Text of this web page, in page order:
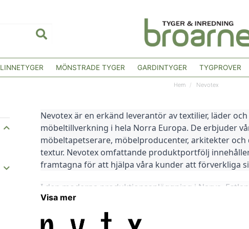
LINNETYGER MÖNSTRADE TYGER GARDINTYGER TYGPROVER
Hem Nevotex
Nevotex är en erkänd leverantör av textilier, läder
möbeltillverkning i hela Norra Europa. De erbjuder
möbeltapetserare, möbelproducenter, arkitekter
textur. Nevotex omfattande produktportfölj
framtagna för att hjälpa våra kunder att förverkliga
I den moderna produktionsanläggning i Narva,
för internationell möbeltillverkningsindustri. De är
grundades av Henry I C Lovegrove under namnet
och det är den erfarenhet och expertis som de har
Visa mer